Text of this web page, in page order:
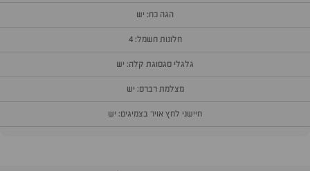
הגה כח: יש
חלונות חשמל: 4
גלגלי סגסוגת קלה: יש
מצלמת רברס: יש
חיישני לחץ אויר בצמיגים: יש